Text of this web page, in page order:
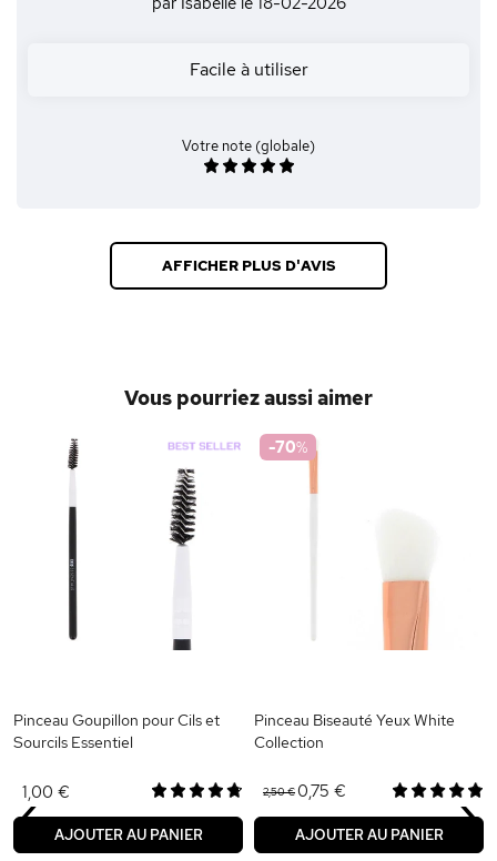
Facile à utiliser
Votre note (globale)
AFFICHER PLUS D'AVIS
Vous pourriez aussi aimer
Pinceau Goupillon pour Cils et
Sourcils Essentiel
1,00 €
AJOUTER AU PANIER
-70%
Pinceau Biseauté Yeux White
Collection
2,50 €0,75 €
AJOUTER AU PANIER
‹ ›